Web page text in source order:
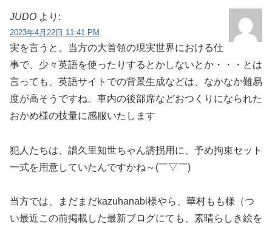
JUDO より:
2023年4月22日 11:41 PM
実を言うと、当方の大首領の現実世界における仕
事で、少々英語を使ったりするとかしないとか・・・とは
言っても、英語サイトでの背景生成などは、なかなか難易
度が高そうですね。車内の後部席などおつくりになられた
おかめ様の技量に感服いたします
犯人たちは、譜久里知世ちゃん誘拐用に、予め拘束セット
一式を用意していたんですかね～(￣▽￣)
当方では、まだまだkazuhanabi様やら、華村もも様（つ
い最近この前掲載した最新ブログにても、素晴らしき絵を